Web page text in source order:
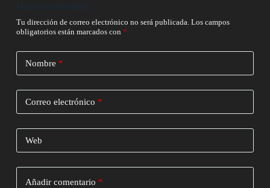
Deja un comentario
Tu dirección de correo electrónico no será publicada. Los campos
obligatorios están marcados con *
Nombre *
Correo electrónico *
Web
Añadir comentario *